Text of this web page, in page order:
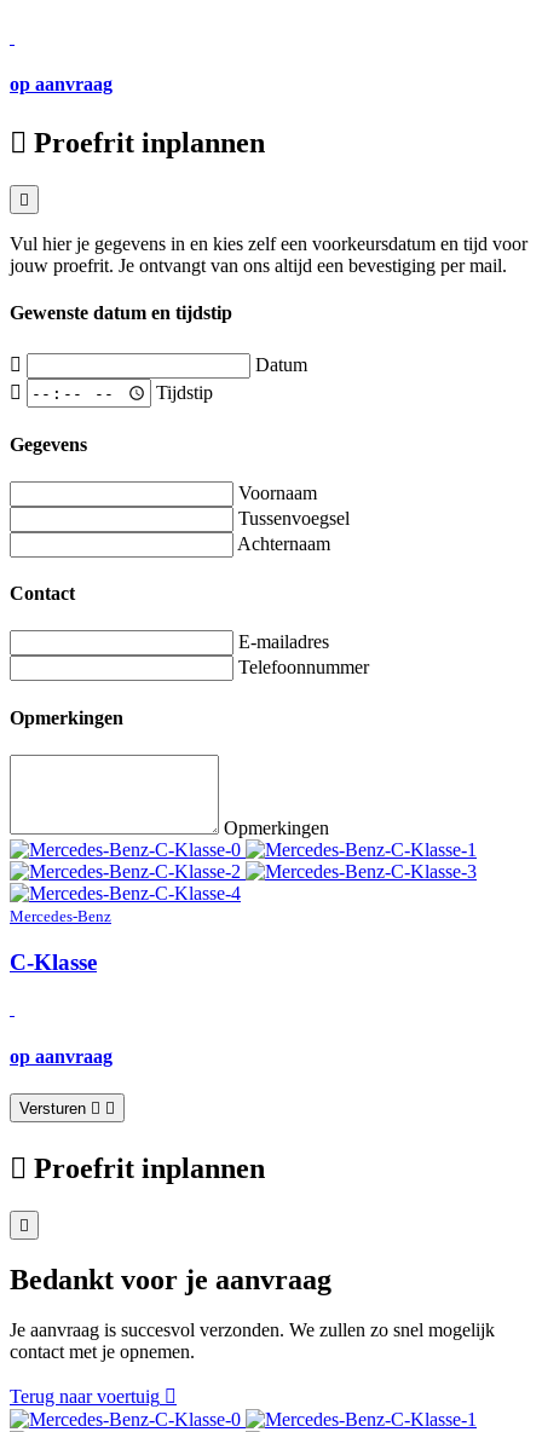
op aanvraag
Proefrit inplannen
Vul hier je gegevens in en kies zelf een voorkeursdatum en tijd voor
jouw proefrit. Je ontvangt van ons altijd een bevestiging per mail.
Gewenste datum en tijdstip
Datum
Tijdstip
Gegevens
Voornaam
Tussenvoegsel
Achternaam
Contact
E-mailadres
Telefoonnummer
Opmerkingen
Opmerkingen
Mercedes-Benz
C-Klasse
op aanvraag
Versturen
Proefrit inplannen
Bedankt voor je aanvraag
Je aanvraag is succesvol verzonden. We zullen zo snel mogelijk
contact met je opnemen.
Terug naar voertuig